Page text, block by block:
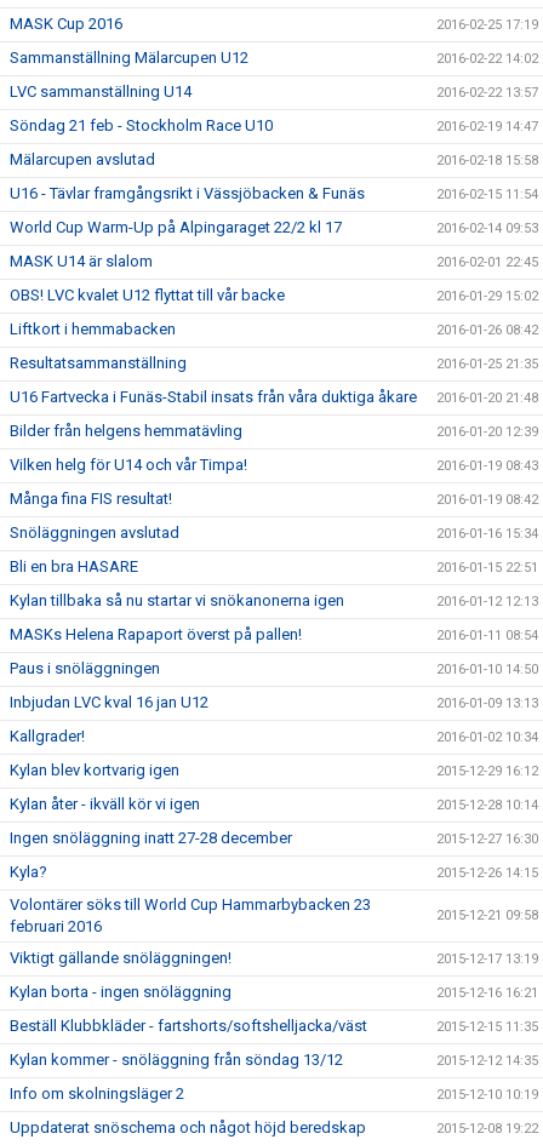
MASK Cup 2016 2016-02-25 17:19
Sammanställning Mälarcupen U12 2016-02-22 14:02
LVC sammanställning U14 2016-02-22 13:57
Söndag 21 feb - Stockholm Race U10 2016-02-19 14:47
Mälarcupen avslutad 2016-02-18 15:58
U16 - Tävlar framgångsrikt i Vässjöbacken & Funäs 2016-02-15 11:54
World Cup Warm-Up på Alpingaraget 22/2 kl 17 2016-02-14 09:53
MASK U14 är slalom 2016-02-01 22:45
OBS! LVC kvalet U12 flyttat till vår backe 2016-01-29 15:02
Liftkort i hemmabacken 2016-01-26 08:42
Resultatsammanställning 2016-01-25 21:35
U16 Fartvecka i Funäs-Stabil insats från våra duktiga åkare 2016-01-20 21:48
Bilder från helgens hemmatävling 2016-01-20 12:39
Vilken helg för U14 och vår Timpa! 2016-01-19 08:43
Många fina FIS resultat! 2016-01-19 08:42
Snöläggningen avslutad 2016-01-16 15:34
Bli en bra HASARE 2016-01-15 22:51
Kylan tillbaka så nu startar vi snökanonerna igen 2016-01-12 12:13
MASKs Helena Rapaport överst på pallen! 2016-01-11 08:54
Paus i snöläggningen 2016-01-10 14:50
Inbjudan LVC kval 16 jan U12 2016-01-09 13:13
Kallgrader! 2016-01-02 10:34
Kylan blev kortvarig igen 2015-12-29 16:12
Kylan åter - ikväll kör vi igen 2015-12-28 10:14
Ingen snöläggning inatt 27-28 december 2015-12-27 16:30
Kyla? 2015-12-26 14:15
Volontärer söks till World Cup Hammarbybacken 23
februari 2016
2015-12-21 09:58
Viktigt gällande snöläggningen! 2015-12-17 13:19
Kylan borta - ingen snöläggning 2015-12-16 16:21
Beställ Klubbkläder - fartshorts/softshelljacka/väst 2015-12-15 11:35
Kylan kommer - snöläggning från söndag 13/12 2015-12-12 14:35
Info om skolningsläger 2 2015-12-10 10:19
Uppdaterat snöschema och något höjd beredskap 2015-12-08 19:22